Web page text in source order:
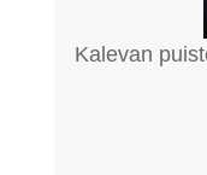
Kalevan